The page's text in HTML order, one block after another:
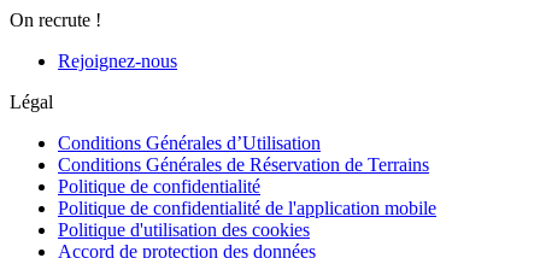
On recrute !
Rejoignez-nous
Légal
Conditions Générales d’Utilisation
Conditions Générales de Réservation de Terrains
Politique de confidentialité
Politique de confidentialité de l'application mobile
Politique d'utilisation des cookies
Accord de protection des données